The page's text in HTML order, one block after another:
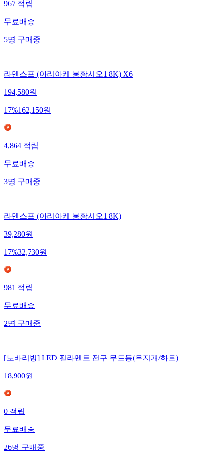
967 적립
무료배송
5명 구매중
라멘스프 (아리아케 봉황시오1.8K) X6
194,580원
17%162,150원
4,864적립
무료배송
3명구매중
라멘스프 (아리아케 봉황시오1.8K)
39,280원
17%32,730원
981적립
무료배송
2명구매중
[노바리빙] LED 필라멘트 전구 무드등(무지개/하트)
18,900원
0적립
무료배송
26명구매중